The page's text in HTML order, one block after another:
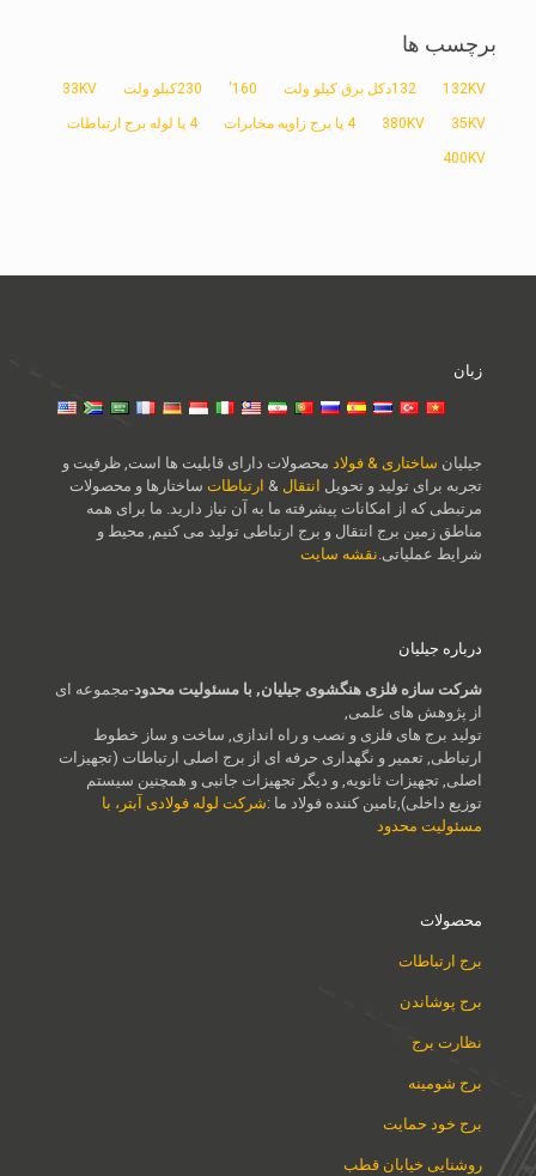
برچسب ها
132KV 132دکل برق کیلو ولت 160' 230کیلو ولت 33KV
35KV
380KV 4 پا برج زاویه مخابرات 4 پا لوله برج ارتباطات
400KV
زبان
جیلیان ساختاری & فولاد محصولات دارای قابلیت ها است, ظرفیت و
تجربه برای تولید و تحویل انتقال & ارتباطات ساختارها و محصولات
مرتبطی که از امکانات پیشرفته ما به آن نیاز دارید. ما برای همه
مناطق زمین برج انتقال و برج ارتباطی تولید می کنیم, محیط و
شرایط عملیاتی. نقشه سایت
درباره جیلیان
شرکت سازه فلزی هنگشوی جیلیان, با مسئولیت محدود-مجموعه ای
از پژوهش های علمی,
تولید برج های فلزی و نصب و راه اندازی, ساخت و ساز خطوط
ارتباطی, تعمیر و نگهداری حرفه ای از برج اصلی ارتباطات (تجهیزات
اصلی, تجهیزات ثانویه, و دیگر تجهیزات جانبی و همچنین سیستم
توزیع داخلی),تامین کننده فولاد ما :شرکت لوله فولادی آبتر، با
مسئولیت محدود
محصولات
برج ارتباطات
برج پوشاندن
نظارت برج
برج شومینه
برج خود حمایت
روشنایی خیابان قطب